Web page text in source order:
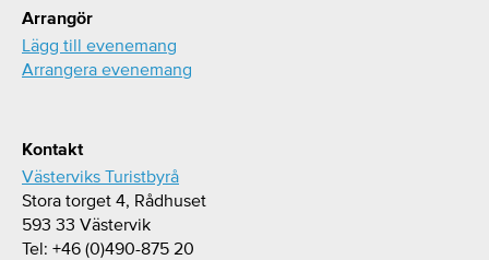
Arrangör
Lägg till evenemang
Arrangera evenemang
Kontakt
Västerviks Turistbyrå
Stora torget 4, Rådhuset
593 33 Västervik
Tel: +46 (0)490-875 20